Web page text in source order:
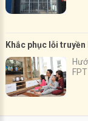
Khắc phục lỗi